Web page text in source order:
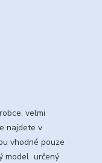
velmi
najdete v
vhodné pouze
model určený